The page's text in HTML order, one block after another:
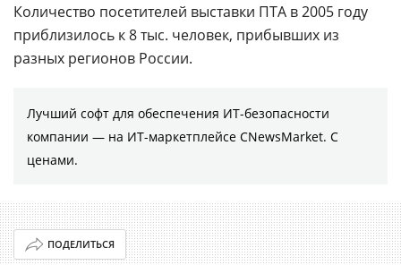
Количество посетителей выставки ПТА в 2005 году
приблизилось к 8 тыс. человек, прибывших из
разных регионов России.
Лучший софт для обеспечения ИТ-безопасности
компании ― на ИТ-маркетплейсе CNewsMarket. С
ценами.
ПОДЕЛИТЬСЯ